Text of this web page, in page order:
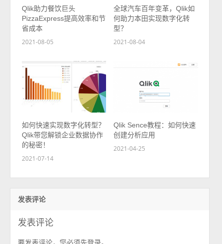
Qlik助力餐饮巨头
PizzaExpress提高效率和节
省成本
2021-08-05
全球汽车百年变革，Qlik如
何助力本田实现数字化转
型？
2021-08-04
如何快速实现数字化转型？
Qlik带您解锁企业数据协作
的秘密！
2021-07-14
Qlik Sence教程：如何快速
创建分析应用
2021-04-25
发表评论
发表评论